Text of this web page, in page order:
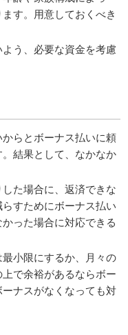
す。用意しておくべき
う、必要な資金を考慮
らとボーナス払いに頼
結果として、なかなか
た場合に、返済できな
すためにボーナス払い
った場合に対応できる
小限にするか、月々の
で余裕があるならボー
ナスがなくなっても対